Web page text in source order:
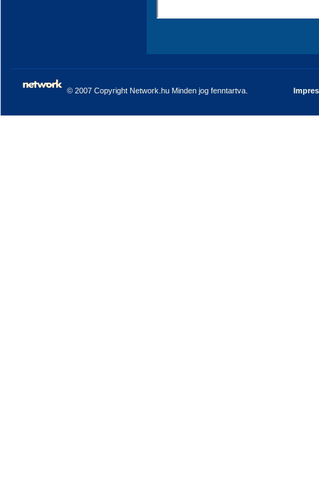
© 2007 Copyright Network.hu Minden jog fenntartva.